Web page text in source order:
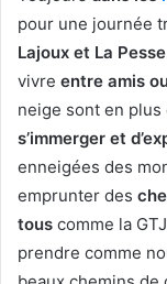
pour une journée
Lajoux et La Pesse
vivre entre amis
neige sont en plus
s’immerger et
enneigées des
emprunter des
tous comme la
prendre comme